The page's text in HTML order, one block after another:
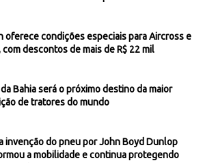
oferece condições especiais para Aircross e
com descontos de mais de R$ 22 mil
Bahia será o próximo destino da maior
de tratores do mundo
invenção do pneu por John Boyd Dunlop
a mobilidade e continua protegendo